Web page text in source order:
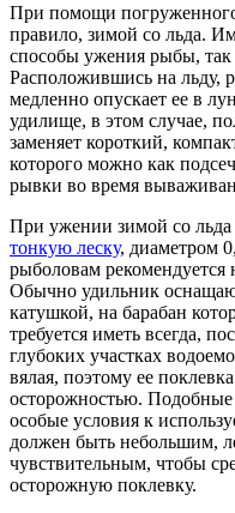
При помощи
правило, зимой со льда.
способы ужения рыбы, так
Расположившись на льду,
медленно опускает ее в
удилище, в этом случае,
заменяет короткий,
которого можно как
рывки во время
При ужении зимой со
тонкую леску, диаметром
рыболовам рекомендуется
Обычно удильник
катушкой, на барабан
требуется иметь всегда,
глубоких участках
вялая, поэтому ее
осторожностью.
особые условия к
должен быть небольшим,
чувствительным, чтобы
осторожную поклевку.